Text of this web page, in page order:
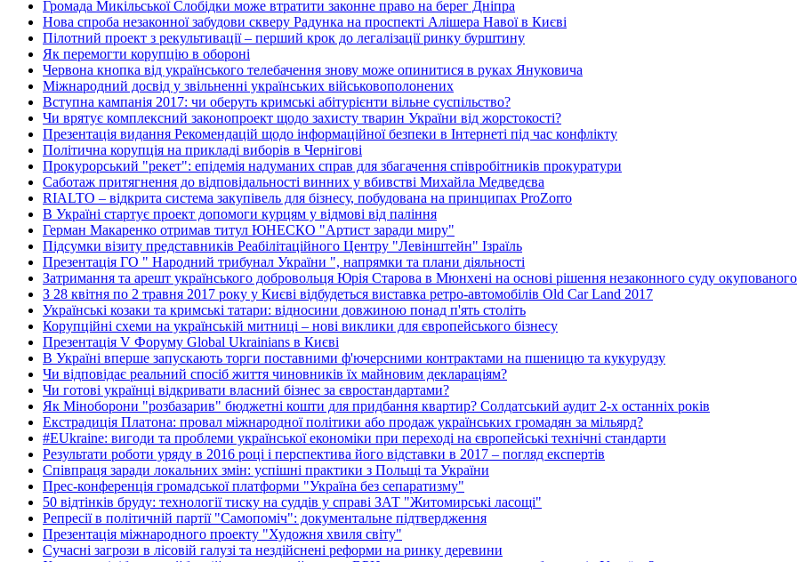
Громада Микільської Слобідки може втратити законне право на берег Дніпра
Нова спроба незаконної забудови скверу Радунка на проспекті Алішера Навої в Києві
Пілотний проект з рекультивації – перший крок до легалізації ринку бурштину
Як перемогти корупцію в обороні
Червона кнопка від українського телебачення знову може опинитися в руках Януковича
Міжнародний досвід у звільненні українських військовополонених
Вступна кампанія 2017: чи оберуть кримські абітурієнти вільне суспільство?
Чи врятує комплексний законопроект щодо захисту тварин України від жорстокості?
Презентація видання Рекомендацій щодо інформаційної безпеки в Інтернеті під час конфлікту
Політична корупція на прикладі виборів в Чернігові
Прокурорський "рекет": епідемія надуманих справ для збагачення співробітників прокуратури
Саботаж притягнення до відповідальності винних у вбивстві Михайла Медведєва
RIALTO – відкрита система закупівель для бізнесу, побудована на принципах ProZorro
В Україні стартує проект допомоги курцям у відмові від паління
Герман Макаренко отримав титул ЮНЕСКО "Артист заради миру"
Підсумки візиту представників Реабілітаційного Центру "Левінштейн" Ізраїль
Презентація ГО " Народний трибунал України ", напрямки та плани діяльності
Затримання та арешт українського добровольця Юрія Старова в Мюнхені на основі рішення незаконного суду
З 28 квітня по 2 травня 2017 року у Києві відбудеться виставка ретро-автомобілів Old Car Land 2017
Українські козаки та кримські татари: відносини довжиною понад п'ять століть
Корупційні схеми на українській митниці – нові виклики для європейського бізнесу
Презентація V Форуму Global Ukrainians в Києві
В Україні вперше запускають торги поставними ф'ючерсними контрактами на пшеницю та кукурудзу
Чи відповідає реальний спосіб життя чиновників їх майновим деклараціям?
Чи готові українці відкривати власний бізнес за євростандартами?
Як Міноборони "розбазарив" бюджетні кошти для придбання квартир? Солдатський аудит 2-х останніх років
Екстрадиція Платона: провал міжнародної політики або продаж українських громадян за мільярд?
#EUkraine: вигоди та проблеми української економіки при переході на європейські технічні стандарти
Результати роботи уряду в 2016 році і перспектива його відставки в 2017 – погляд експертів
Співпраця заради локальних змін: успішні практики з Польщі та України
Прес-конференція громадської платформи "Україна без сепаратизму"
50 відтінків бруду: технології тиску на суддів у справі ЗАТ "Житомирські ласощі"
Репресії в політичній партії "Самопоміч": документальне підтвердження
Презентація міжнародного проекту "Художня хвиля світу"
Сучасні загрози в лісовій галузі та нездійснені реформи на ринку деревини